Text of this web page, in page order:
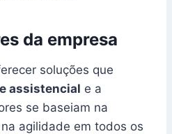
da empresa
soluções que
assistencial e a
se baseiam na
agilidade em todos os